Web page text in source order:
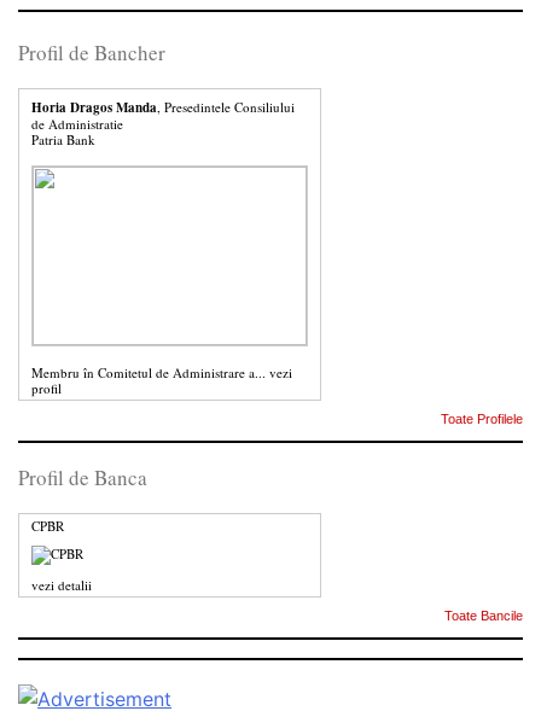
Profil de Bancher
Horia Dragos Manda, Presedintele Consiliului
de Administratie
Patria Bank
Membru în Comitetul de Administrare a... vezi
profil
Toate Profilele
Profil de Banca
CPBR
vezi detalii
Toate Bancile